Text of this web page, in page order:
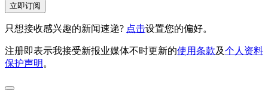
立即订阅
只想接收感兴趣的新闻速递? 点击设置您的偏好。
注册即表示我接受新报业媒体不时更新的使用条款及个人资料
保护声明 。